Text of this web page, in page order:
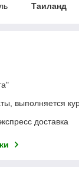
Таиланд
выполняется
доставка